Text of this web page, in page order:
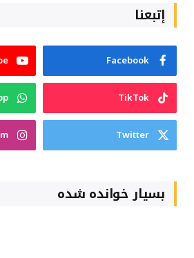
إتبعنا
Facebook
TikTok
Twitter
بسیار خوانده شده